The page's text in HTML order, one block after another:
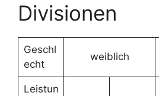
Divisionen
Geschl
echt
weiblich
Leistun